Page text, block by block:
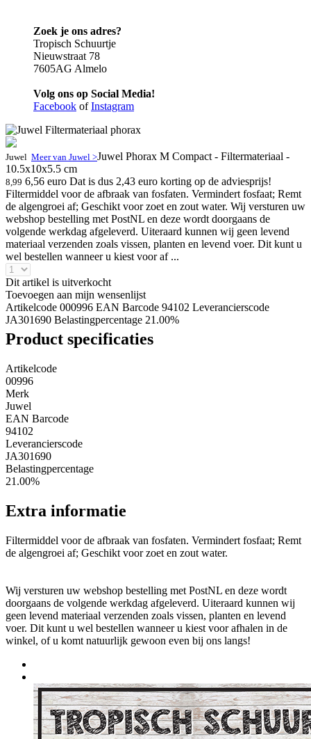
Zoek je ons adres?
Tropisch Schuurtje
Nieuwstraat 78
7605AG Almelo
Volg ons op Social Media!
Facebook ofInstagram
Juwel Meer van Juwel >Juwel Phorax M Compact - Filtermateriaal -
10.5x10x5.5 cm
8,99 6,56 euro Dat is dus 2,43 euro korting op de adviesprijs!
Filtermiddel voor de afbraak van fosfaten. Vermindert fosfaat; Remt
de algengroei af; Geschikt voor zoet en zout water. Wij versturen uw
webshop bestelling met PostNL en deze wordt doorgaans de
volgende werkdag afgeleverd. Uiteraard kunnen wij geen levend
materiaal verzenden zoals vissen, planten en levend voer. Dit kunt u
wel bestellen wanneer u kiest voor af ...
Dit artikel is uitverkocht
Toevoegen aan mijn wensenlijst
Artikelcode 000996 EAN Barcode 94102 Leverancierscode
JA301690 Belastingpercentage 21.00%
Product specificaties
Artikelcode
00996
Merk
Juwel
EAN Barcode
94102
Leverancierscode
JA301690
Belastingpercentage
21.00%
Extra informatie
Filtermiddel voor de afbraak van fosfaten. Vermindert fosfaat; Remt
de algengroei af; Geschikt voor zoet en zout water.
Wij versturen uw webshop bestelling met PostNL en deze wordt
doorgaans de volgende werkdag afgeleverd. Uiteraard kunnen wij
geen levend materiaal verzenden zoals vissen, planten en levend
voer. Dit kunt u wel bestellen wanneer u kiest voor afhalen in de
winkel, of u komt natuurlijk gewoon even bij ons langs!